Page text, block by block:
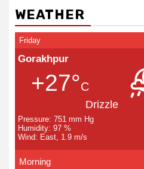
WEATHER
Friday
Gorakhpur
+27°C
Drizzle
Pressure: 751 mm Hg
Humidity: 97 %
Wind: East, 1.9 m/s
Morning